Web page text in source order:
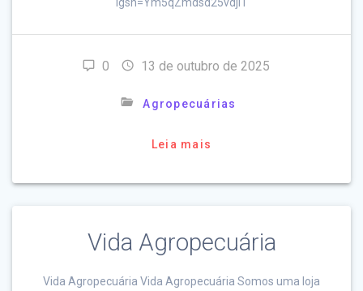
0 13 de outubro de 2025
Agropecuárias
Leia mais
Vida Agropecuária
Vida Agropecuária Vida Agropecuária Somos uma loja